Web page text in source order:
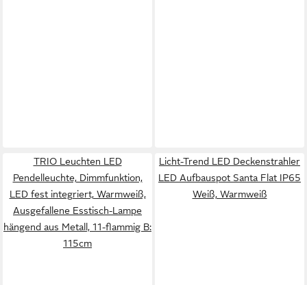
TRIO Leuchten LED
Pendelleuchte, Dimmfunktion,
LED fest integriert, Warmweiß,
Ausgefallene Esstisch-Lampe
hängend aus Metall, 11-flammig B:
115cm
Licht-Trend LED Deckenstrahler
LED Aufbauspot Santa Flat IP65
Weiß, Warmweiß